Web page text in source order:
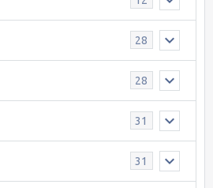
28
28
31
31